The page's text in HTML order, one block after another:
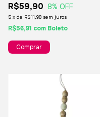
R$59,90 8% OFF
5 x de R$11,98 sem juros
R$56,91 com Boleto